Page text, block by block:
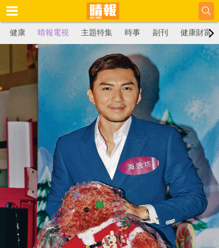
健康 晴報電視 主題特集 時事 副刊 健康財富